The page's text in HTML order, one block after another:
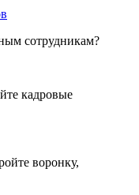
сотрудникам?
кадровые
воронку,